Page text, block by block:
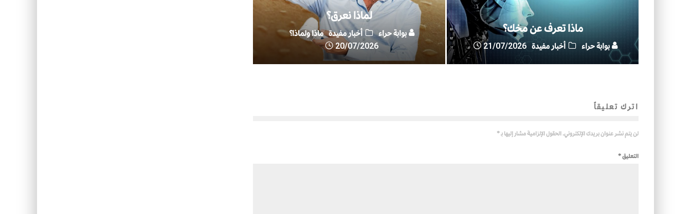
ماذا تعرف عن مخك؟
بوابة حراء أخبار مفيدة 21/07/2026
لماذا نعرق؟
بوابة حراء أخبار مفيدة ماذا ولماذا؟
20/07/2026
اترك تعليقاً
لن يتم نشر عنوان بريدك الإلكتروني. الحقول الإلزامية مشار إليها بـ*
التعليق*